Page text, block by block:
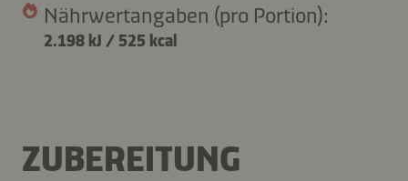
Nährwertangaben (pro Portion):
2.198 kJ / 525 kcal
ZUBEREITUNG